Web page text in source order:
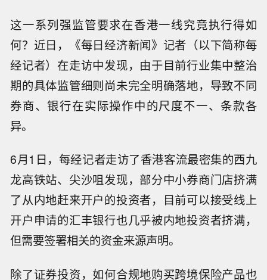
这一系列强监管要求在香港一线究竟执行得如
何？近日，《每日经济新闻》记者（以下简称每
经记者）在走访中发现，由于目前行业集中整治
期的具体监管细则尚未完全明确落地，导致不同
券商、银行在实际操作中的尺度不一、条款各
异。
6月1日，每经记者走访了香港客流最密集的西九
龙高铁站、尖沙咀发现，部分中小券商门店挤满
了从内地赶来开户的投资者，目前可以接受线上
开户申请的汇丰银行也几乎被内地投资者挤满，
但需要签署相关的资金来源声明。
除了证券投资，如何合规地购买跨境保险产品也